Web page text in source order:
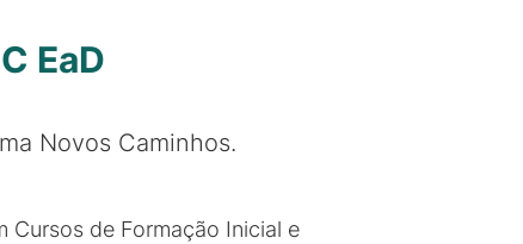
EaD
Novos Caminhos.
Cursos de Formação Inicial e